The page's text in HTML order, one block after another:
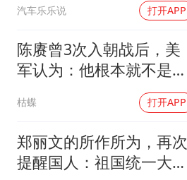
汽车乐乐说 打开APP
陈赓曾3次入朝战后，美
军认为：他根本就不是来
枯蝶 打开APP
郑丽文的所作所为，再次
提醒国人：祖国统一大